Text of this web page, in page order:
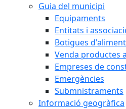
Guia del municipi
Equipaments
Entitats i
Botigues
Venda productes
Empreses de
Emergències
Submnistraments
Informació geogràfica